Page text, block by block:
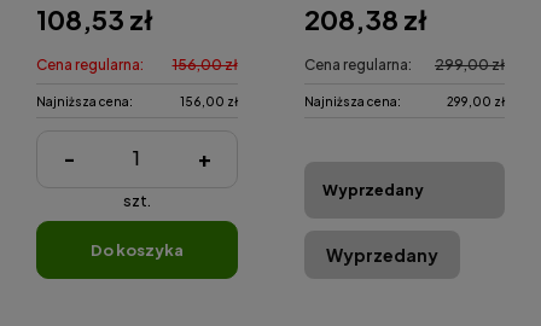
108,53 zł
Cena regularna: 156,00 zł
Najniższa cena: 156,00 zł
- +
szt.
do koszyka
208,38 zł
Cena regularna: 299,00 zł
Najniższa cena: 299,00 zł
Wyprzedany
Wyprzedany